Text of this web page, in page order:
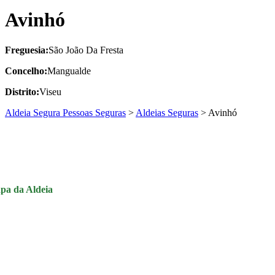
Avinhó
Freguesia:São João Da Fresta
Concelho:Mangualde
Distrito:Viseu
Aldeia Segura Pessoas Seguras > Aldeias Seguras > Avinhó
da Aldeia